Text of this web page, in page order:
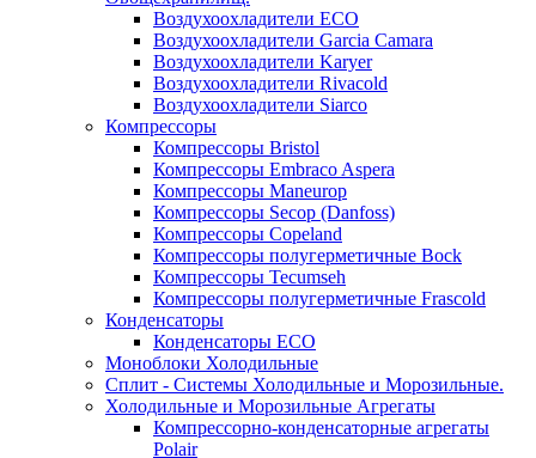
Воздухоохладители ECO
Воздухоохладители Garcia Camara
Воздухоохладители Karyer
Воздухоохладители Rivacold
Воздухоохладители Siarco
Компрессоры
Компрессоры Bristol
Компрессоры Embraco Aspera
Компрессоры Maneurop
Компрессоры Secop (Danfoss)
Компрессоры Copeland
Компрессоры полугерметичные Bock
Компрессоры Tecumseh
Компрессоры полугерметичные Frascold
Конденсаторы
Конденсаторы ECO
Моноблоки Холодильные
Сплит - Системы Холодильные и Морозильные.
Холодильные и Морозильные Агрегаты
Компрессорно-конденсаторные агрегаты
Polair